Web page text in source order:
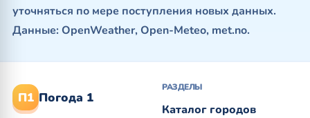
уточняться по мере поступления новых данных.
Данные: OpenWeather, Open-Meteo, met.no.
П1 Погода 1
РАЗДЕЛЫ
Каталог городов